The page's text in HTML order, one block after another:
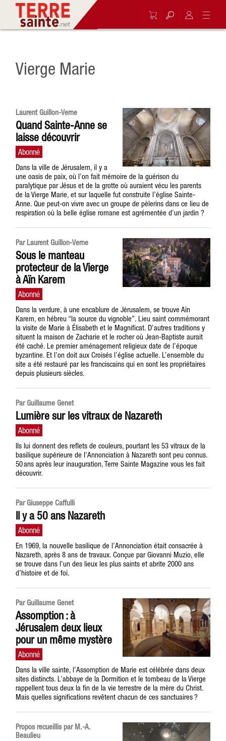
Vierge Marie
Laurent Guillon-Verne
Quand Sainte-Anne se
laisse découvrir
Dans la ville de Jérusalem, il y a
une oasis de paix, où l’on fait mémoire de la guérison du
paralytique par Jésus et de la grotte où auraient vécu les parents
de la Vierge Marie, et sur laquelle fut construite l’église Sainte-
Anne. Que peut-on vivre avec un groupe de pèlerins dans ce lieu de
respiration où la belle église romane est agrémentée d’un jardin ?
Par Laurent Guillon-Verne
Sous le manteau
protecteur de la Vierge
à Aïn Karem
Dans la verdure, à une encablure de Jérusalem, se trouve Aïn
Karem, en hébreu “la source du vignoble”. Lieu saint commémorant
la visite de Marie à Élisabeth et le Magnificat. D’autres traditions y
situent la maison de Zacharie et le rocher où Jean-Baptiste aurait
été caché. Le premier aménagement religieux date de l’époque
byzantine. Et l’on doit aux Croisés l’église actuelle. L’ensemble du
site a été restauré par les franciscains qui en sont les propriétaires
depuis plusieurs siècles.
Par Guillaume Genet
Lumière sur les vitraux de Nazareth
Ils lui donnent des reflets de couleurs, pourtant les 53 vitraux de la
basilique supérieure de l’Annonciation à Nazareth sont peu connus.
50 ans après leur inauguration, Terre Sainte Magazine vous les fait
découvrir.
Par Giuseppe Caffulli
Il y a 50 ans Nazareth
En 1969, la nouvelle basilique de l’Annonciation était consacrée à
Nazareth, après 8 ans de travaux. Conçue par Giovanni Muzio, elle
se trouve dans l’un des lieux les plus saints et abrite 2000 ans
d’histoire et de foi.
Par Guillaume Genet
Assomption : à
Jérusalem deux lieux
pour un même mystère
Dans la ville sainte, l’Assomption de Marie est célébrée dans deux
sites distincts. L’abbaye de la Dormition et le tombeau de la Vierge
rappellent tous deux la fin de la vie terrestre de la mère du Christ.
Mais quelles significations revêtent chacun de ces sanctuaires ?
Propos recueillis par M.-A.
Beaulieu